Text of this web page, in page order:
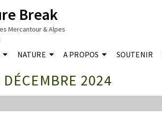
Break
Mercantour & Alpes
NATURE A PROPOS SOUTENIR
2024